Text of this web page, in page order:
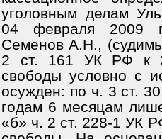
уголовным делам
04 февраля 2009
Семенов А.Н.,
2 ст. 161 УК РФ к
свободы условно с
осужден: по ч. 3 ст.
годам 6 месяцам
«б» ч. 2 ст. 228-1 УК